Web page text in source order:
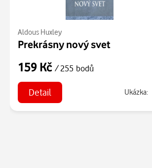
Aldous Huxley
Prekrásny nový svet
159 Kč / 255 bodů
Detail Ukázka: